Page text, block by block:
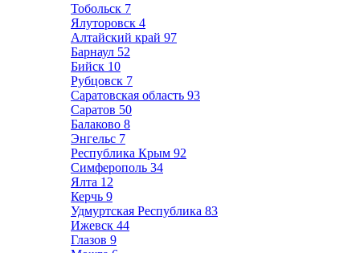
Тобольск 7
Ялуторовск 4
Алтайский край 97
Барнаул 52
Бийск 10
Рубцовск 7
Саратовская область 93
Саратов 50
Балаково 8
Энгельс 7
Республика Крым 92
Симферополь 34
Ялта 12
Керчь 9
Удмуртская Республика 83
Ижевск 44
Глазов 9